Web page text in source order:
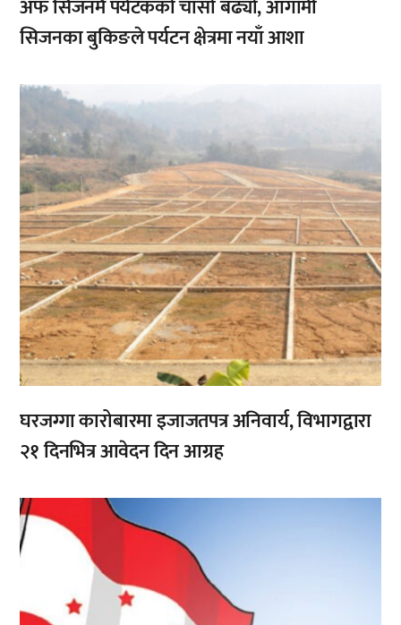
अफ सिजनमै पर्यटकको चासो बढ्यो, आगामी
सिजनका बुकिङले पर्यटन क्षेत्रमा नयाँ आशा
,
घरजग्गा कारोबारमा इजाजतपत्र अनिवार्य, विभागद्वारा
२१ दिनभित्र आवेदन दिन आग्रह
,